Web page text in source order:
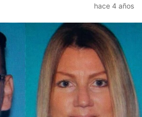
hace 4 años